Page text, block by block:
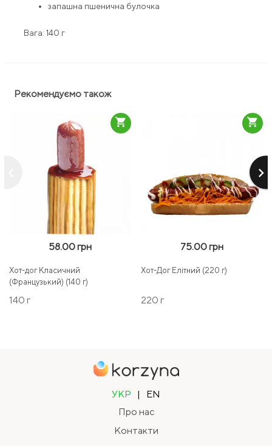
запашна пшенична булочка
Вага: 140 г
Рекомендуємо також
keyboard_arrow_right
58.00 грн
Хот-дог Класичний
(Французький) (140 г)
140 г
shopping_cart
75.00 грн
Хот-Дог Елітний (220 г)
220 г
shopping_cart
УКР |
EN
Про нас
Контакти